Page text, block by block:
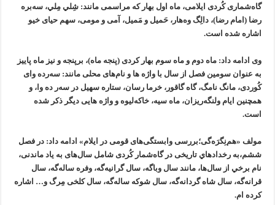
گاه‌شماری كُردی ايلامی، ماه اول بهار كه مراسمی مانند: شِلي مِلي، سه‌بره
رضا (امام رضا)، دالِگ وه‌هار، حَميل و مَميل، آمی و مومی، سهم حيای خيو
اشاره شده است.
وی ادامه داد: ماه دوم و ماه سوم بهار كردی (پنجه ماه)، برپنجه و نيز ماه پاييز
به عنوان سومين فصل از سال با واژه ها و نام‌های محلی مانند: سه‌رده وای
كُوردی، مانگ نامگ، گاه گاقور، خرما رسان، ستاره سهيل در سه‌ر ده وا، و
همچنين ايام ولنگه‌ريزان، ماه سيه، خاكه‌ليوه و واژه هایی ديگر ذكر شده
است.
مولف «هم‌نِگرَه‌گی؛بررسی وابستگی‌های قومی در ايلام» ادامه داد: در فصل
ششم،به رخدادهاي تاريخی در گاه‌شمار كُردی شامل سال‌های به ياد ماندنی،
نام برخي از سال‌ها، مانند سال وباگه، سال گرانيه‌گه، وفره ساله‌گه، سال
قرانه‌گه، سال شاه‌ گردانه‌گه، سال شوكه ساله‌گه، سال كلخی مِرگ و… اشاره
کرده ام.